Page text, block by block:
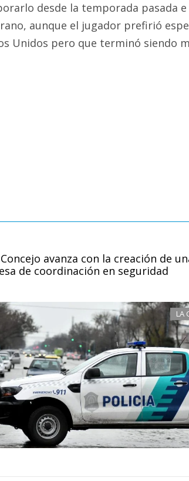
desde la temporada pasada e
aunque el jugador prefirió
Unidos pero que terminó siendo
Concejo avanza con la creación de
de coordinación en seguridad
LA